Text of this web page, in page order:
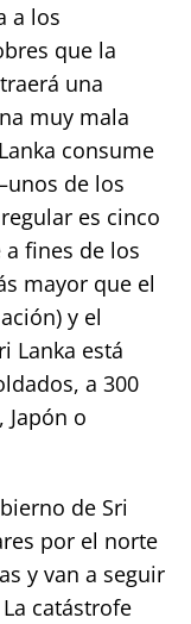
a los
que la
una
muy mala
consume
de los
es cinco
fines de los
mayor que el
y el
Lanka está
a 300
o
de Sri
por el norte
y van a seguir
catástrofe